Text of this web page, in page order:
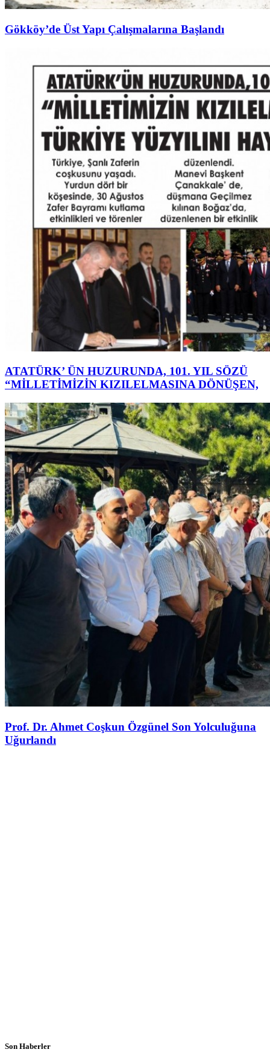
Gökköy’de Üst Yapı Çalışmalarına Başlandı
ATATÜRK’ ÜN HUZURUNDA, 101. YIL SÖZÜ
“MİLLETİMİZİN KIZILELMASINA DÖNÜŞEN,
Prof. Dr. Ahmet Coşkun Özgünel Son Yolculuğuna
Uğurlandı
Son Haberler